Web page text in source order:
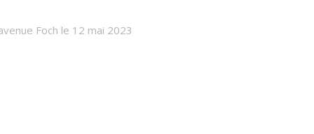
Foch le 12 mai 2023